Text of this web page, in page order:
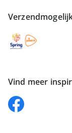
Vind meer